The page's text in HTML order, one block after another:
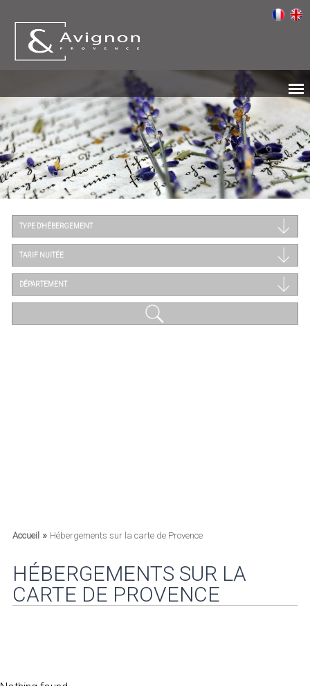
TYPE D'HÉBERGEMENT
TARIF NUITÉE
DÉPARTEMENT
Accueil» Hébergements sur la carte de Provence
HÉBERGEMENTS SUR LA
CARTE DE PROVENCE